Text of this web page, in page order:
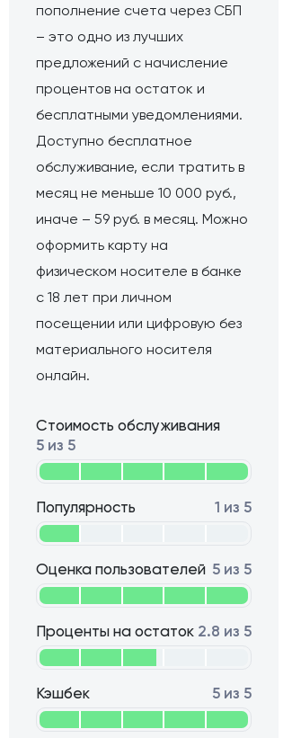
пополнение счета через СБП
– это одно из лучших
предложений с начисление
процентов на остаток и
бесплатными уведомлениями.
Доступно бесплатное
обслуживание, если тратить в
месяц не меньше 10 000 руб.,
иначе – 59 руб. в месяц. Можно
оформить карту на
физическом носителе в банке
с 18 лет при личном
посещении или цифровую без
материального носителя
онлайн.
Проценты на остаток 2.8 из 5
Кэшбек 5 из 5
Стоимость обслуживания
5 из 5
Популярность 1 из 5
Оценка пользователей 5 из 5